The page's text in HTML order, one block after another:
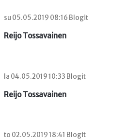
su 05.05.2019 08:16 Blogit
Reijo Tossavainen
la 04.05.2019 10:33 Blogit
Reijo Tossavainen
to 02.05.2019 18:41 Blogit